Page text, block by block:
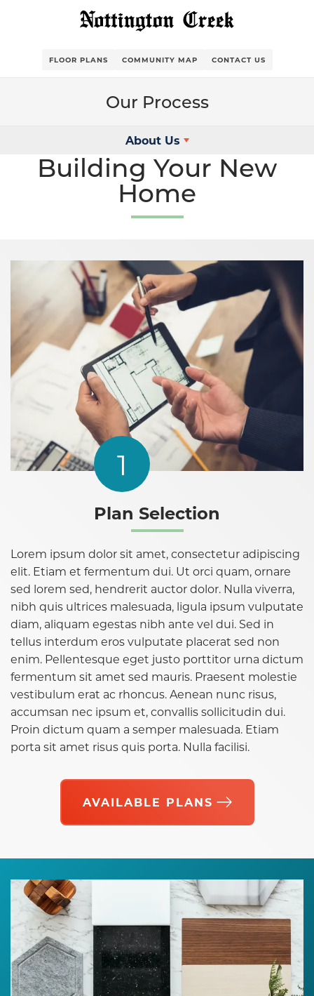
FLOOR PLANS COMMUNITY MAP CONTACT US
Our Process
About Us
Building Your New
Home
1
Plan Selection
Lorem ipsum dolor sit amet, consectetur adipiscing
elit. Etiam et fermentum dui. Ut orci quam, ornare
sed lorem sed, hendrerit auctor dolor. Nulla viverra,
nibh quis ultrices malesuada, ligula ipsum vulputate
diam, aliquam egestas nibh ante vel dui. Sed in
tellus interdum eros vulputate placerat sed non
enim. Pellentesque eget justo porttitor urna dictum
fermentum sit amet sed mauris. Praesent molestie
vestibulum erat ac rhoncus. Aenean nunc risus,
accumsan nec ipsum et, convallis sollicitudin dui.
Proin dictum quam a semper malesuada. Etiam
porta sit amet risus quis porta. Nulla facilisi.
AVAILABLE PLANS